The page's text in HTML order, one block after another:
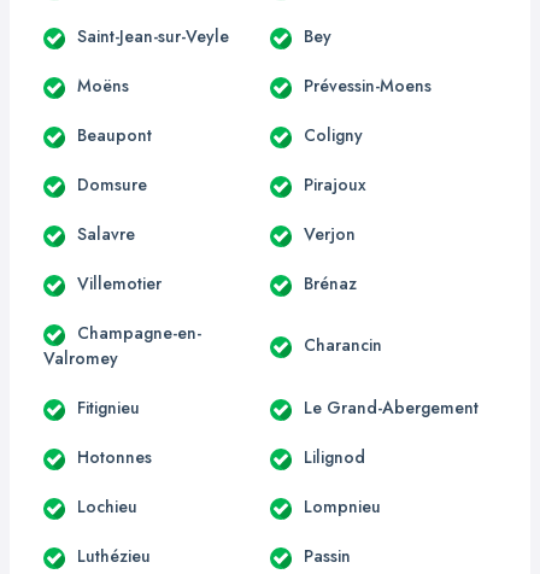
Saint-Jean-sur-Veyle Bey
Moëns Prévessin-Moens
Beaupont Coligny
Domsure Pirajoux
Salavre Verjon
Villemotier Brénaz
Champagne-en-
Valromey
Charancin
Fitignieu Le Grand-Abergement
Hotonnes Lilignod
Lochieu Lompnieu
Luthézieu Passin